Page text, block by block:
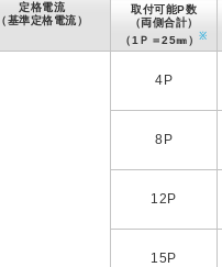
定格電流
（基準定格電流）
取付可能P数
（両側合計）
（1Ｐ＝25㎜）※
4P
8P
12P
15P